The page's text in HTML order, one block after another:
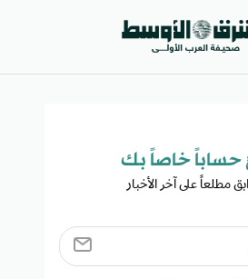
حساباً خاصاً بك​
مطلعاً على آخر الأخبار